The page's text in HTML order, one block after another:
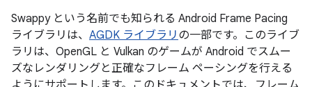
Swappy という名前でも知られる Android Frame Pacing
ライブラリは、 AGDK ライブラリ の一部です。このライブ
ラリは、OpenGL と Vulkan のゲームが Android でスムー
ズなレンダリングと正確なフレーム ペーシングを行える